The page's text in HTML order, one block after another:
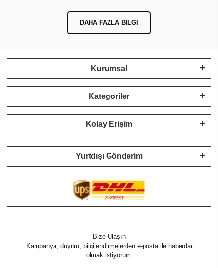
DAHA FAZLA BILGI
Kurumsal
Kategoriler
Kolay Erişim
Yurtdışı Gönderim
Bize Ulaşın
Kampanya, duyuru, bilgilendirmelerden e-posta ile haberdar
olmak istiyorum.